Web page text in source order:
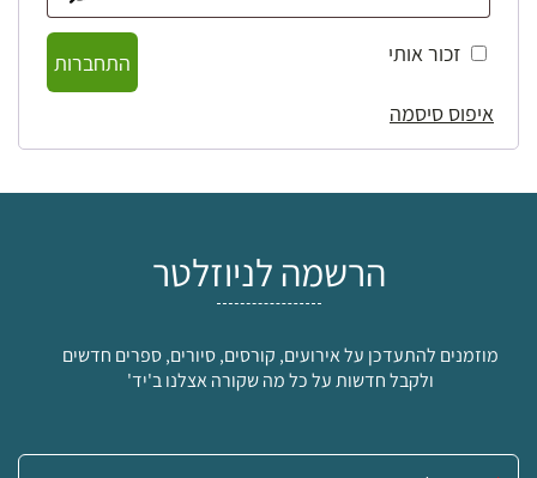
זכור אותי
התחברות
איפוס סיסמה
הרשמה לניוזלטר
מוזמנים להתעדכן על אירועים, קורסים, סיורים, ספרים חדשים
ולקבל חדשות על כל מה שקורה אצלנו ב'יד'
אימייל: